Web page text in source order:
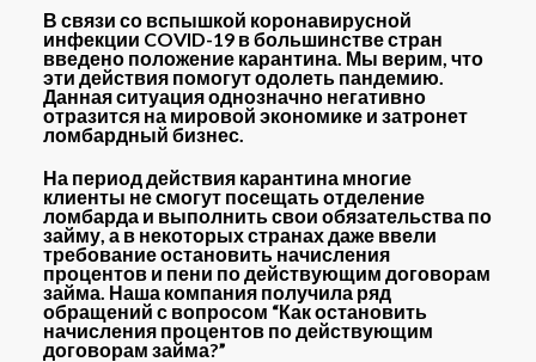
В связи со вспышкой коронавирусной
инфекции COVID-19 в большинстве стран
введено положение карантина. Мы верим, что
эти действия помогут одолеть пандемию.
Данная ситуация однозначно негативно
отразится на мировой экономике и затронет
ломбардный бизнес.
На период действия карантина многие
клиенты не смогут посещать отделение
ломбарда и выполнить свои обязательства по
займу, а в некоторых странах даже ввели
требование остановить начисления
процентов и пени по действующим договорам
займа. Наша компания получила ряд
обращений с вопросом “Как остановить
начисления процентов по действующим
договорам займа?”